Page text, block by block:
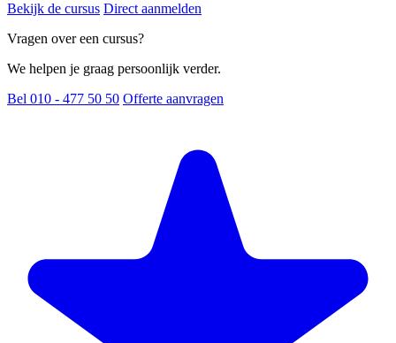
Bekijk de cursus Direct aanmelden
Vragen over een cursus?
We helpen je graag persoonlijk verder.
Bel 010 - 477 50 50 Offerte aanvragen